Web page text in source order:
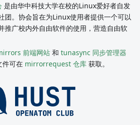
是由华中科技大学在校的Linux爱好者自发
团。协会旨在为Linux使用者提供一个可以
推广校内外自由软件的使用，营造自由软
前端网站 和 tunasync 同步管理器
可在 mirrorrequest 仓库 获取。